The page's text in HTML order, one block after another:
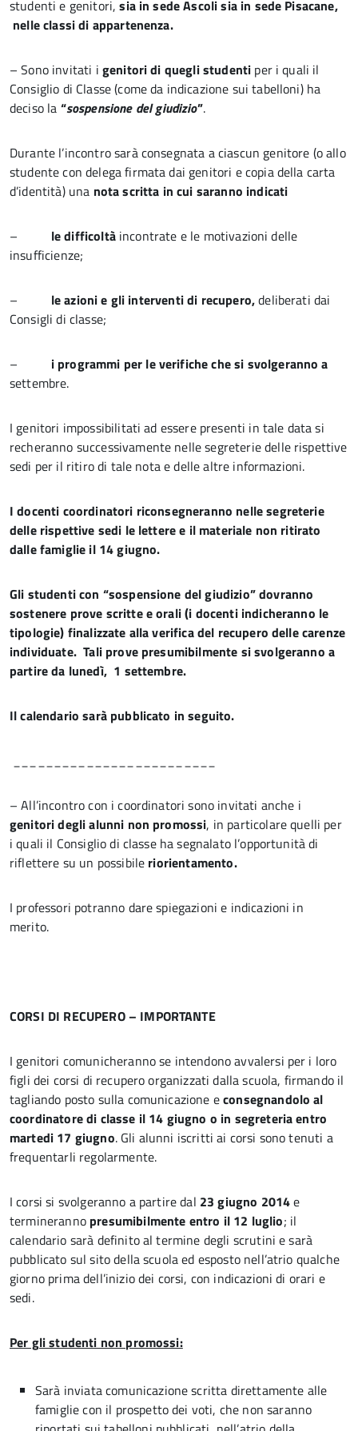
studenti e genitori,sia in sede Ascoli sia in sede Pisacane,
nelle classi di appartenenza.
– Sono invitati i genitori di quegli studenti per i quali il
Consiglio di Classe (come da indicazione sui tabelloni) ha
deciso la “sospensione del giudizio”.
Durante l’incontro sarà consegnata a ciascun genitore (o allo
studente con delega firmata dai genitori e copia della carta
d’identità) una nota scritta in cui saranno indicati
– le difficoltàincontrate e le motivazioni delle
insufficienze;
– le azioni e gli interventi di recupero,deliberati dai
Consigli di classe;
– i programmi per le verifiche che si svolgeranno a
settembre.
I genitori impossibilitati ad essere presenti in tale data si
recheranno successivamente nelle segreterie delle rispettive
sedi per il ritiro di tale nota e delle altre informazioni.
I docenti coordinatori riconsegneranno nelle segreterie
delle rispettive sedi le lettere e il materiale non ritirato
dalle famiglie il 14 giugno.
Gli studenti con “sospensione del giudizio” dovranno
sostenere prove scritte e orali (i docenti indicheranno le
tipologie) finalizzate alla verifica del recupero delle carenze
individuate. Tali prove presumibilmente si svolgeranno a
partire da lunedì, 1 settembre.
Il calendario sarà pubblicato in seguito.
– All’incontro con i coordinatori sono invitati anche i
genitori degli alunni non promossi, in particolare quelli per
i quali il Consiglio di classe ha segnalato l’opportunità di
riflettere su un possibile riorientamento.
I professori potranno dare spiegazioni e indicazioni in
merito.
CORSI DI RECUPERO – IMPORTANTE
I genitori comunicheranno se intendono avvalersi per i loro
figli dei corsi di recupero organizzati dalla scuola, firmando il
tagliando posto sulla comunicazione econsegnandolo al
coordinatore di classe il 14 giugno o in segreteria entro
martedi 17 giugno. Gli alunni iscritti ai corsi sono tenuti a
frequentarli regolarmente.
I corsi si svolgeranno a partire dal 23 giugno 2014e
termineranno presumibilmente entro il 12 luglio; il
calendario sarà definito al termine degli scrutini e sarà
pubblicato sul sito della scuola ed esposto nell’atrio qualche
giorno prima dell’inizio dei corsi, con indicazioni di orari e
sedi.
Per gli studenti non promossi:
Sarà inviata comunicazione scritta direttamente alle
famiglie con il prospetto dei voti, che non saranno